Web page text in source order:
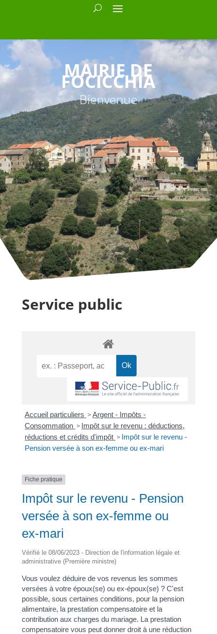
MAIRIE DE
FOCICCHIA
Bienvenue
Service public
Accueil particuliers >Argent - Impôts -
Consommation > Impôt sur le revenu : déductions,
réductions et crédits d'impôt > Impôt sur le revenu -
Pension versée à son ex-femme ou ex-mari
Fiche pratique
Impôt sur le revenu - Pension
versée à son ex-femme ou
ex-mari
Vérifié le 08/06/2023 - Direction de l'information légale et
administrative (Première ministre)
Vous voulez déduire de vos revenus les sommes
versées à votre époux(se) ou ex-époux(se) ? C'est
possible, sous certaines conditions, pour la pension
alimentaire, la prestation compensatoire et la
contribution aux charges du mariage. La prestation
compensatoire vous peut donner droit à une réduction